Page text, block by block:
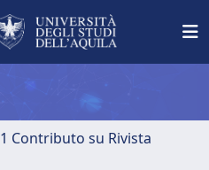
1 Contributo su Rivista